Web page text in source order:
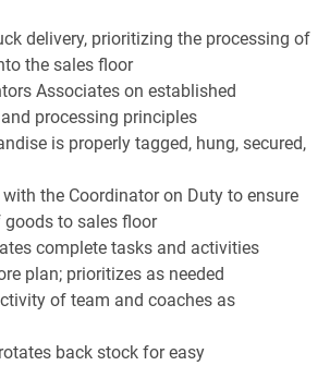
delivery, prioritizing the processing of
the sales floor
Associates on established
processing principles
is properly tagged, hung, secured,
the Coordinator on Duty to ensure
to sales floor
complete tasks and activities
plan; prioritizes as needed
of team and coaches as
back stock for easy